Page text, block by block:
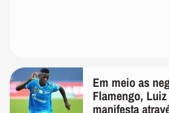
Em meio as
Flamengo,
manifesta